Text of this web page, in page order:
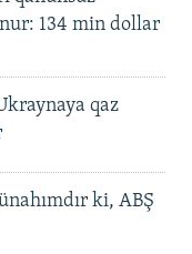
134 min dollar
qaz
ki, ABŞ